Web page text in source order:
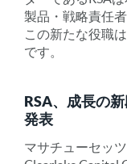
製品・戦略責任
この新たな役職
です。
RSA、成長の
発表
マサチューセッ